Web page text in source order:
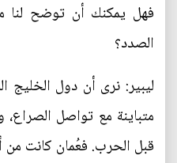
فهل يمكنك أن توضح لنا
الصدد؟
ليبير: نرى أن دول الخليج
متباينة مع تواصل
قبل الحرب. فعُمان كانت من